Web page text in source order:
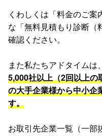
くわしくは「料金のご
な「無料見積もり診断（
確認ください。
また私たちアドタイムは、
5,000社以上（2回以上の
の大手企業様から中小企
す。
お取引先企業一覧（一部